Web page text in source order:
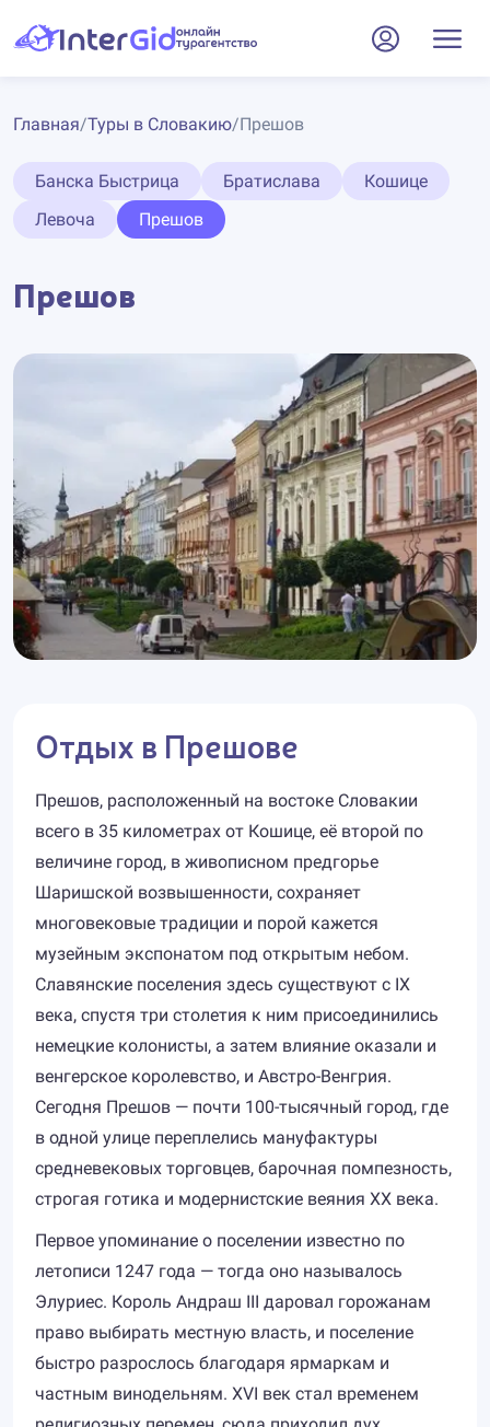
Главная/Туры в Словакию/Прешов
Банска Быстрица Братислава
Кошице
Левоча
Прешов
Прешов
Отдых в Прешове
Прешов, расположенный на востоке Словакии
всего в 35 километрах от Кошице, её второй по
величине город, в живописном предгорье
Шаришской возвышенности, сохраняет
многовековые традиции и порой кажется
музейным экспонатом под открытым небом.
Славянские поселения здесь существуют с IX
века, спустя три столетия к ним присоединились
немецкие колонисты, а затем влияние оказали и
венгерское королевство, и Австро-Венгрия.
Сегодня Прешов — почти 100-тысячный город, где
в одной улице переплелись мануфактуры
средневековых торговцев, барочная помпезность,
строгая готика и модернистские веяния XX века.
Первое упоминание о поселении известно по
летописи 1247 года — тогда оно называлось
Элуриес. Король Андраш III даровал горожанам
право выбирать местную власть, и поселение
быстро разрослось благодаря ярмаркам и
частным винодельням. XVI век стал временем